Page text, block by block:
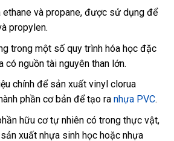
ethane và propane, được sử dụng để
propylen.
trong một số quy trình hóa học đặc
có nguồn tài nguyên than lớn.
chính để sản xuất vinyl clorua
phần cơ bản để tạo ra nhựa PVC.
hữu cơ tự nhiên có trong thực vật,
xuất nhựa sinh học hoặc nhựa